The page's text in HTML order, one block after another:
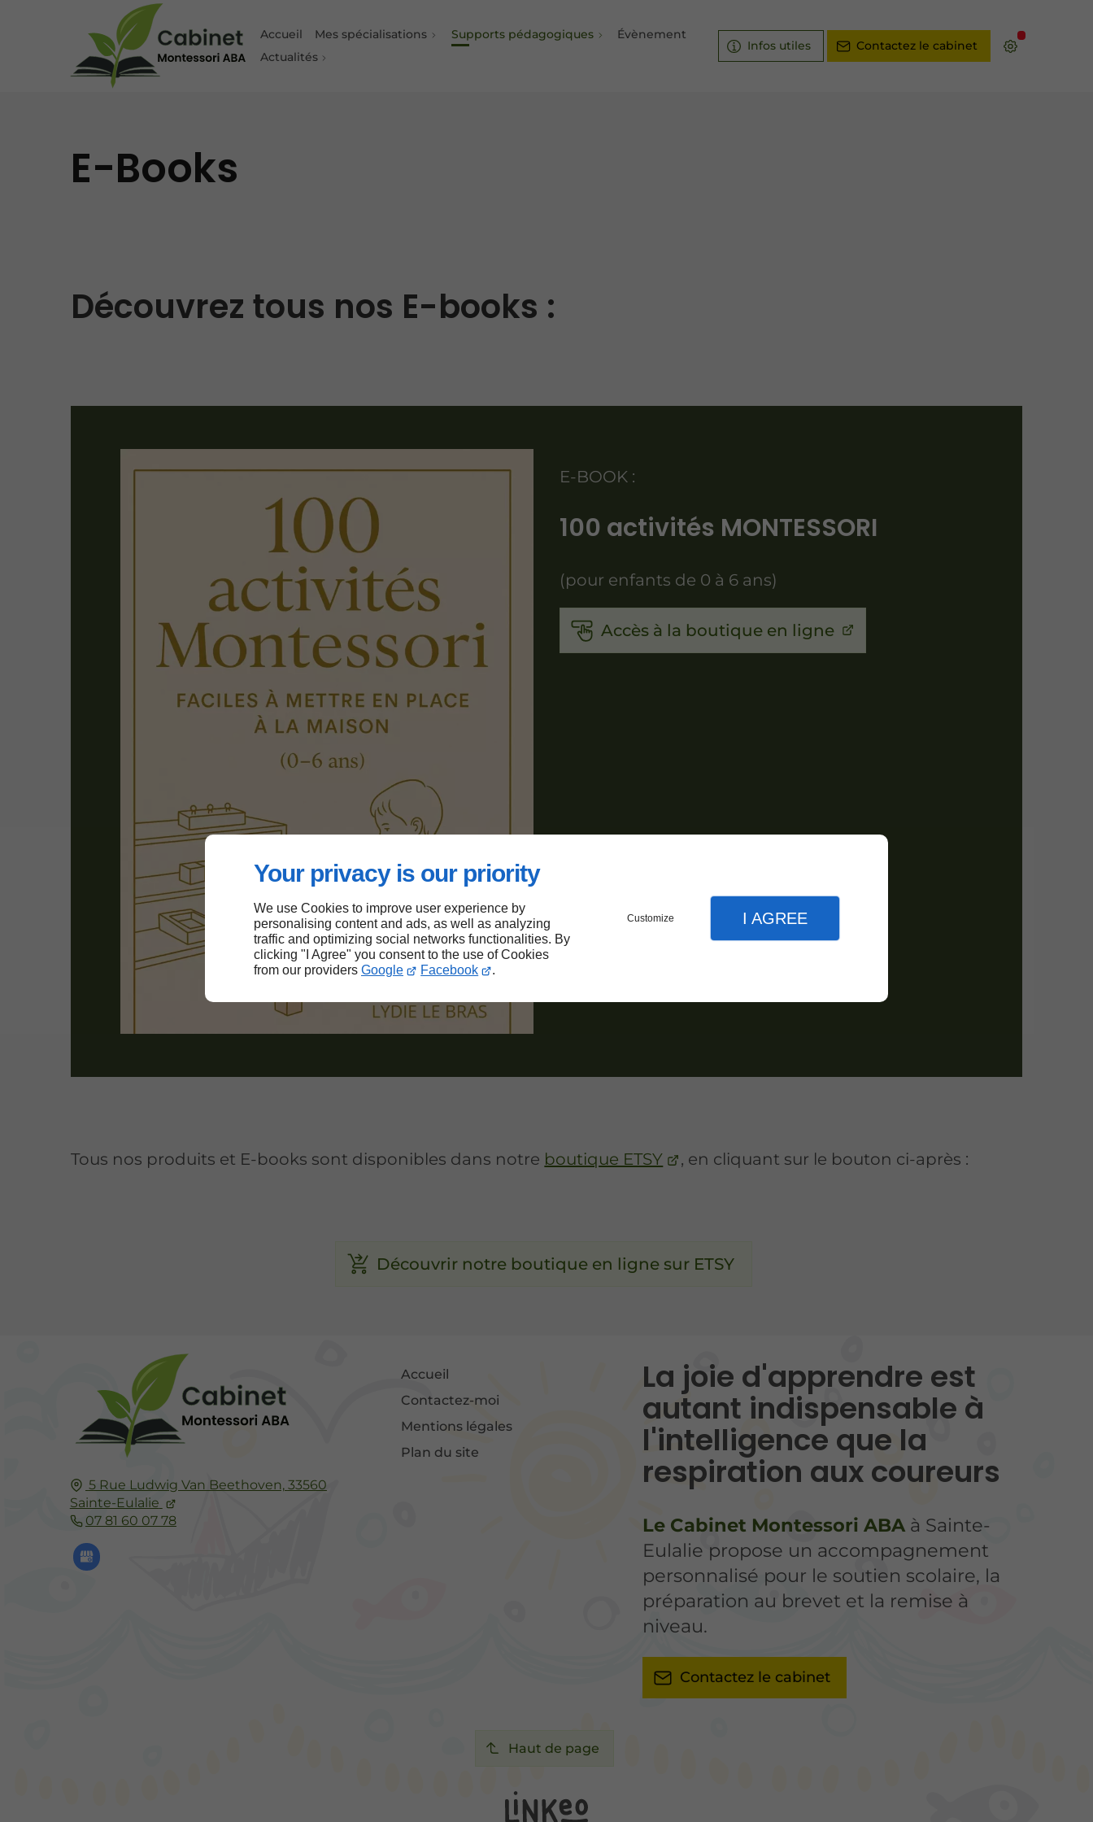
Your privacy is our priority
We use Cookies to improve user experience by
personalising content and ads, as well as analyzing
traffic and optimizing social networks functionalities. By
clicking "I Agree" you consent to the use of Cookies
from our providers Google Facebook .
Customize I AGREE
Accueil Mes spécialisations Supports pédagogiques
Évènement
Actualités
Infos utiles Contactez le cabinet
E-Books
Découvrez tous nos E-books :
E-BOOK :
100 activités MONTESSORI
(pour enfants de 0 à 6 ans)
Accès à la boutique en ligne
Tous nos produits et E-books sont disponibles dans notre boutique ETSY , en cliquant sur le bouton ci-après :
Découvrir notre boutique en ligne sur ETSY
5 Rue Ludwig Van Beethoven, 33560
Sainte-Eulalie
07 81 60 07 78
Accueil
Contactez-moi
Mentions légales
Plan du site
La joie d'apprendre est
autant indispensable à
l'intelligence que la
respiration aux coureurs
Le Cabinet Montessori ABA à Sainte-
Eulalie propose un accompagnement
personnalisé pour le soutien scolaire, la
préparation au brevet et la remise à
niveau.
Contactez le cabinet
Haut de page